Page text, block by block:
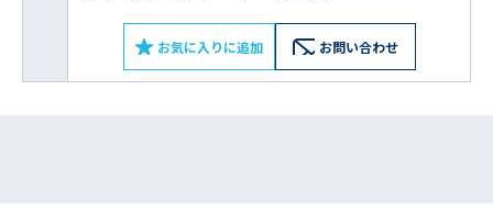
お気に入りに追加 お問い合わせ
スムーズにご案内できます